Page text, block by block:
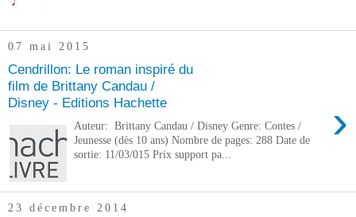
07 mai 2015
Cendrillon: Le roman inspiré du
film de Brittany Candau /
Disney - Editions Hachette
›
Auteur: Brittany Candau / Disney Genre: Contes /
Jeunesse (dès 10 ans) Nombre de pages: 288 Date de
sortie: 11/03/015 Prix support pa...
23 décembre 2014